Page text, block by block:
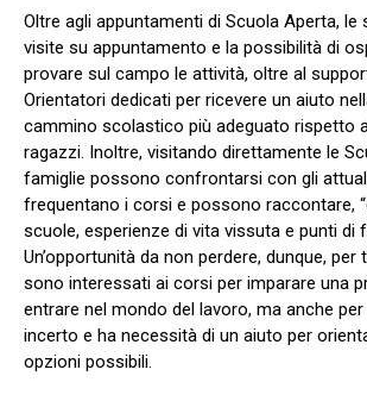
Oltre agli appuntamenti di Scuola Aperta,
visite su appuntamento e la possibilità di
provare sul campo le attività, oltre al
Orientatori dedicati per ricevere un aiuto
cammino scolastico più adeguato rispetto
ragazzi. Inoltre, visitando direttamente le
famiglie possono confrontarsi con gli
frequentano i corsi e possono raccontare,
scuole, esperienze di vita vissuta e punti di
Un’opportunità da non perdere, dunque, per
sono interessati ai corsi per imparare una
entrare nel mondo del lavoro, ma anche
incerto e ha necessità di un aiuto per
opzioni possibili.